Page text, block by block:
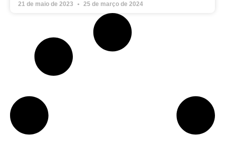
21 de maio de 2023 25 de março de 2024